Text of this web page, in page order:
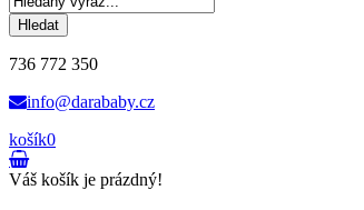
Hledat
736 772 350
info@darababy.cz
košík0
Váš košík je prázdný!